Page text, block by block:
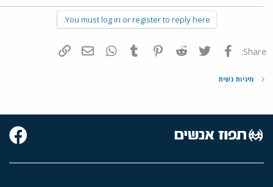
You must log in or register to reply here.
Share: פייסבוק Twitter
Reddit
Pinterest
Tumblr
WhatsAppדואר אלקטרוני
מיניות נשית